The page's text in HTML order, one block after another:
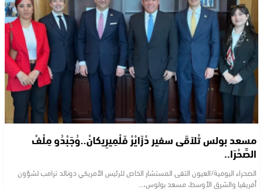
مسعد بولس تْلاَقَى سفير دْزَايْرْ فَلْمِيرِيكانْ..وُجَبْدُو مِلْفْ
الصَّحْرَا..
الصحراء اليومية/العيون التقى المستشار الخاص للرئيس الأمريكي دونالد ترامب لشؤون
أفريقيا والشرق الأوسط، مسعد بولوس،…